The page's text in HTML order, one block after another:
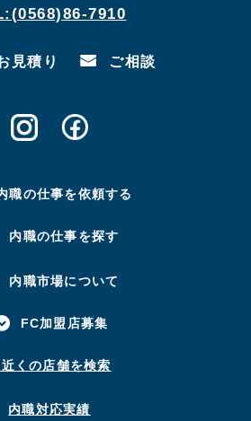
7910
見積り ご相談
職の仕事を依頼する
内職の仕事を探す
内職市場について
FC加盟店募集
くの店舗を検索
内職対応実績